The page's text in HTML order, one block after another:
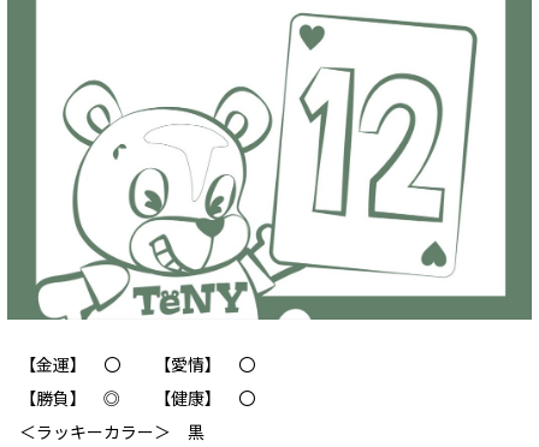
【金運】 〇 【愛情】 〇
【勝負】 ◎ 【健康】 〇
＜ラッキーカラー＞ 黒